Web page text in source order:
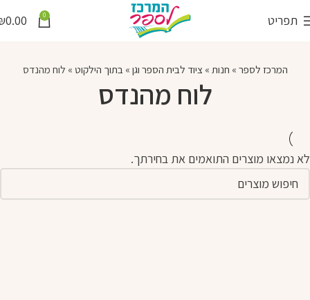
תפריט 0
0.00
המרכז לספר » חנות » ציוד לבית הספר וגן » בתוך הילקוט » לוח מהנדס
לוח מהנדס
לא נמצאו מוצרים התואמים את בחירתך.